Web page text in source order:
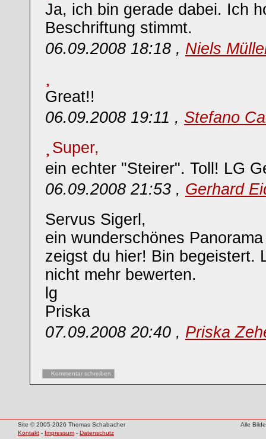
Ja, ich bin gerade dabei. Ich
Beschriftung stimmt.
06.09.2008 18:18 , Niels
Great!!
06.09.2008 19:11 , Stefano
Super,
ein echter "Steirer". Toll! LG
06.09.2008 21:53 , Gerhard
Servus Sigerl,
ein wunderschönes
zeigst du hier! Bin begeistert.
nicht mehr bewerten.
lg
Priska
07.09.2008 20:40 , Priska
Kommentar schreiben
Site © 2005-2026 Thomas Schabacher
Alle
Kontakt - Impressum - Datenschutz